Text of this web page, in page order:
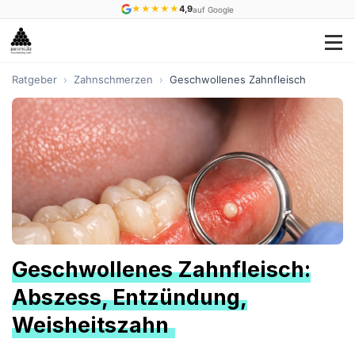
★ ★ ★ ★ ★4,9auf Google
Ratgeber › Zahnschmerzen › Geschwollenes Zahnfleisch
Geschwollenes Zahnfleisch:
Abszess, Entzündung,
Weisheitszahn